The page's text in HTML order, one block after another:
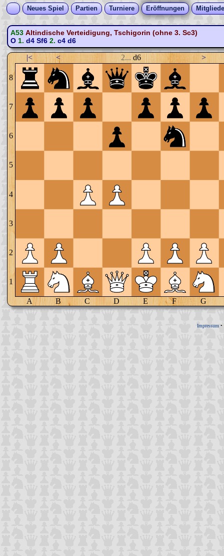
Neues Spiel Partien Turniere Eröffnungen
A53 Altindische Verteidigung, Tschigorin (ohne 3. Sc3)
O1. d4 Sf62. c4 d6
|< < 2... d6 >
8
7
6
5
4
3
2
1
A B C D E F G
Impressum •